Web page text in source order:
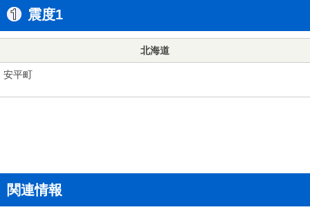
震度1
北海道
安平町
関連情報